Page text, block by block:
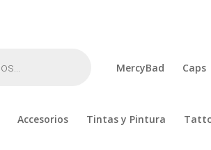
MercyBad Caps
Accesorios Tintas y Pintura